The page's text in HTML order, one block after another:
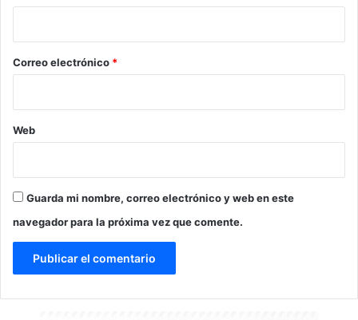
*
Correo electrónico *
Web
Guarda mi nombre, correo electrónico y web en este
navegador para la próxima vez que comente.